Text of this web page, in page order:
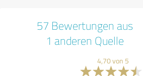
57 Bewertungen aus
1 anderen Quelle
4,70 von 5